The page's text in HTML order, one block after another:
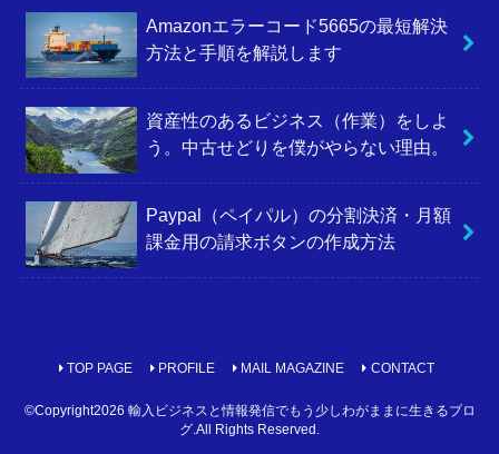
Amazonエラーコード5665の最短解決
方法と手順を解説します
資産性のあるビジネス（作業）をしよ
う。中古せどりを僕がやらない理由。
Paypal（ペイパル）の分割決済・月額
課金用の請求ボタンの作成方法
TOP PAGE PROFILE MAIL MAGAZINE CONTACT
©Copyright2026 輸入ビジネスと情報発信でもう少しわがままに生きるブロ
グ .All Rights Reserved.